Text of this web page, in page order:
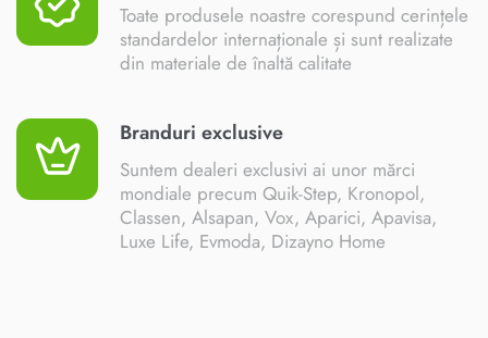
Toate produsele noastre corespund cerințele
standardelor internaționale și sunt realizate
din materiale de înaltă calitate
Branduri exclusive
Suntem dealeri exclusivi ai unor mărci
mondiale precum Quik-Step, Kronopol,
Classen, Alsapan, Vox, Aparici, Apavisa,
Luxe Life, Evmoda, Dizayno Home